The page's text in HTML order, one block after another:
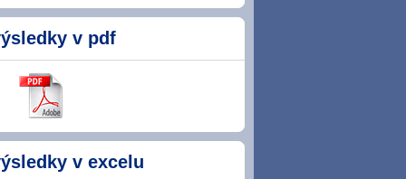
v pdf
v excelu